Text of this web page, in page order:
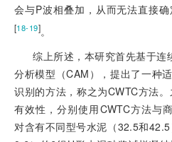
会与P波相叠加，从而无法直接
[18-19]。
综上所述，本研究首先基于
分析模型（CAM），提出了一种
识别的方法，称之为CWTC方法
有效性，分别使用CWTC方法与
对含有不同型号水泥（32.5和